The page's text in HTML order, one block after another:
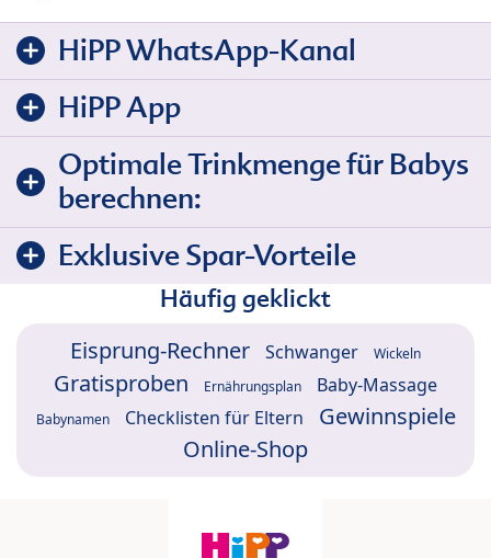
HiPP WhatsApp-Kanal
HiPP App
Optimale Trinkmenge für Babys
berechnen:
Exklusive Spar-Vorteile
Häufig geklickt
Eisprung-Rechner Schwanger Wickeln
Gratisproben Ernährungsplan Baby-Massage
Babynamen Checklisten für Eltern
Gewinnspiele
Online-Shop